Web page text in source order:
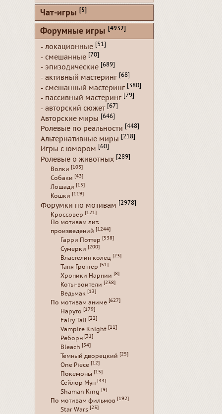
Чат-игры [5]
Форумные игры [4932]
- локационные [51]
- смешанные [70]
- эпизодические [689]
- активный мастеринг [68]
- смешанный мастеринг [380]
- пассивный мастеринг [79]
- авторский сюжет [67]
Авторские миры [646]
Ролевые по реальности [448]
Альтернативные миры [218]
Игры с юмором [60]
Ролевые о животных [289]
Волки [103]
Собаки [43]
Лошади [15]
Кошки [119]
Форумки по мотивам [2978]
Кроссовер [121]
По мотивам лит.
произведений [1244]
Гарри Поттер [538]
Сумерки [200]
Властелин колец [23]
Таня Гроттер [51]
Хроники Нарнии [8]
Коты-воители [238]
Ведьмак [13]
По мотивам аниме [627]
Наруто [179]
Fairy Tail [22]
Vampire Knight [11]
Реборн [31]
Bleach [54]
Темный дворецкий [25]
One Piece [12]
Покемоны [15]
Сейлор Мун [44]
Shaman King [9]
По мотивам фильмов [192]
Star Wars [23]